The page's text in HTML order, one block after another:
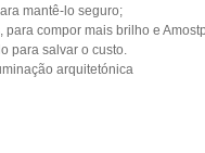
mantê-lo seguro;
para compor mais brilho e
para salvar o custo.
arquitetónica